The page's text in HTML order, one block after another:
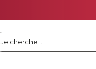
Je cherche ..